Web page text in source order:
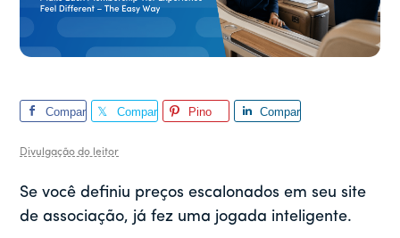
Compar
Compar
Pino
Compar
Divulgação do leitor
Se você definiu preços escalonados em seu site
de associação, já fez uma jogada inteligente.